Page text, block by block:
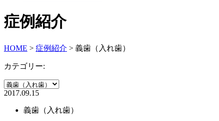
症例紹介
HOME > 症例紹介 > 義歯（入れ歯）
カテゴリー:
2017.09.15
義歯（入れ歯）